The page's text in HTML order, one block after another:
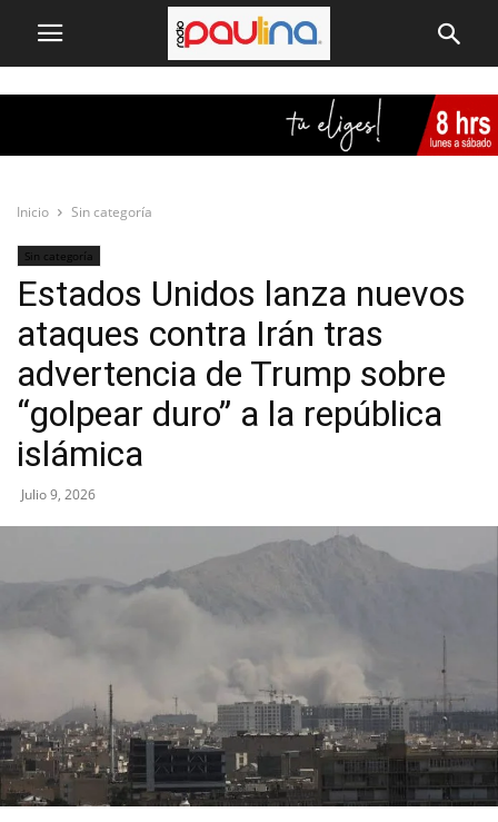
Inicio Sin categoría
Sin categoría
Estados Unidos lanza nuevos
ataques contra Irán tras
advertencia de Trump sobre
“golpear duro” a la república
islámica
Julio 9, 2026